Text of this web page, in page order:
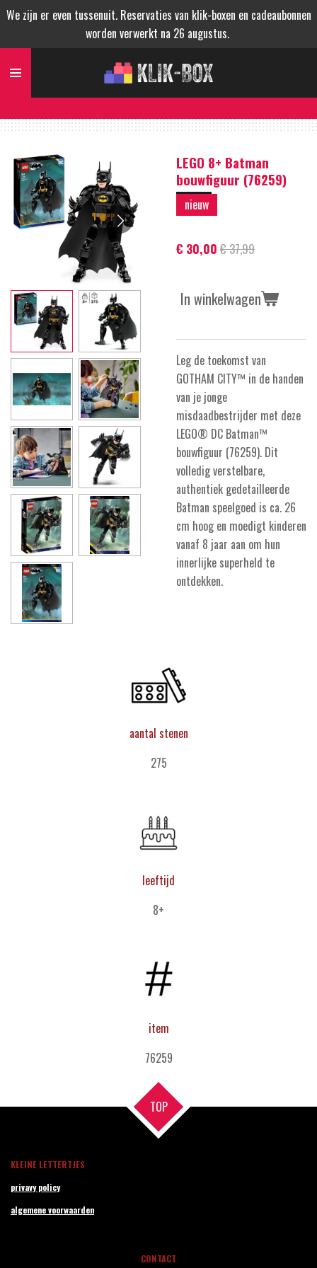
Ga
naar
de
We zijn er even tussenuit. Reservaties van klik-boxen en cadeaubonnen
worden verwerkt na 26 augustus.
LEGO 8+ Batman
bouwfiguur (76259)
nieuw
€ 30,00 € 37,99
In winkelwagen
Leg de toekomst van
GOTHAM CITY™ in de handen
van je jonge
misdaadbestrijder met deze
LEGO® DC Batman™
bouwfiguur (76259). Dit
volledig verstelbare,
authentiek gedetailleerde
Batman speelgoed is ca. 26
cm hoog en moedigt kinderen
vanaf 8 jaar aan om hun
innerlijke superheld te
ontdekken.
aantal stenen
275
leeftijd
8+
item
76259
TOP
KLEINE LETTERTJES
privavy policy
algemene voorwaarden
CONTACT